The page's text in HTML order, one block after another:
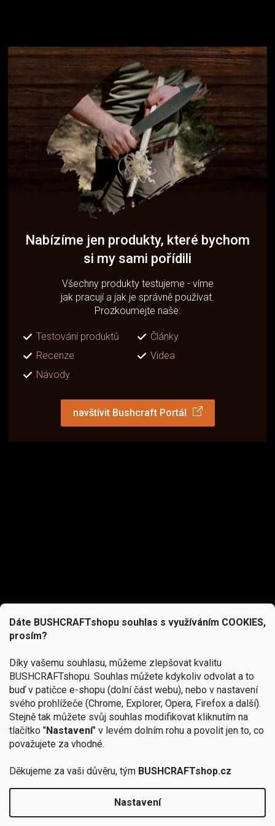
Dáte BUSHCRAFTshopu souhlas s využíváním COOKIES,
prosím?
Díky vašemu souhlasu, můžeme zlepšovat kvalitu
BUSHCRAFTshopu. Souhlas můžete kdykoliv odvolat a to
buď v patičce e-shopu (dolní část webu), nebo v nastavení
svého prohlížeče (Chrome, Explorer, Opera, Firefox a další).
Stejně tak můžete svůj souhlas modifikovat kliknutím na
tlačítko "Nastavení" v levém dolním rohu a povolit jen to, co
považujete za vhodné.
Děkujeme za vaši důvěru, tým BUSHCRAFTshop.cz
Nastavení
Nabízíme jen produkty, které bychom
si my sami pořídili
Všechny produkty testujeme - víme
jak pracují a jak je správně používat.
Prozkoumejte naše:
Testování produktů
Články
Recenze
Videa
Návody
navštívit Bushcraft Portál
podmínkami ochrany osobních údajů
Copyright 2026BUSHCRAFTshop.cz. Všechna práva